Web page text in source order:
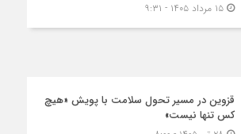
۱۵ مرداد ۱۴۰۵ - ۹:۳۱
قزوین در مسیر تحول سلامت با پویش «هیچ‌
کس تنها نیست»